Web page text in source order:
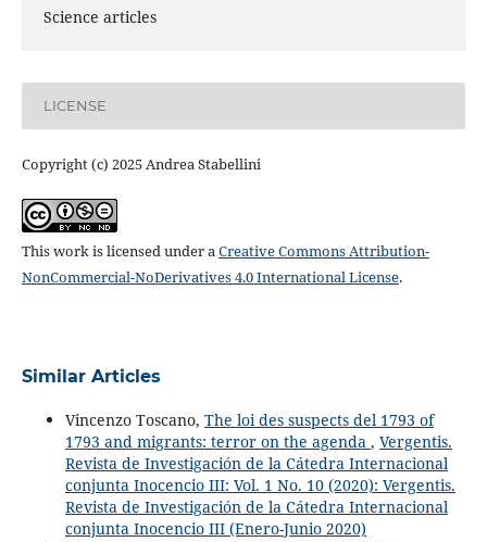
Science articles
LICENSE
Copyright (c) 2025 Andrea Stabellini
This work is licensed under aCreative Commons Attribution-
NonCommercial-NoDerivatives 4.0 International License.
Similar Articles
Vincenzo Toscano, The loi des suspects del 1793 of
1793 and migrants: terror on the agenda , Vergentis.
Revista de Investigación de la Cátedra Internacional
conjunta Inocencio III: Vol. 1 No. 10 (2020): Vergentis.
Revista de Investigación de la Cátedra Internacional
conjunta Inocencio III (Enero-Junio 2020)